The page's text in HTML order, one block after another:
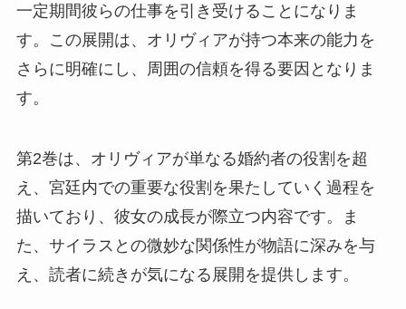
一定期間彼らの仕事を引き受けることになりま
す。この展開は、オリヴィアが持つ本来の能力を
さらに明確にし、周囲の信頼を得る要因となりま
す。
第2巻は、オリヴィアが単なる婚約者の役割を超
え、宮廷内での重要な役割を果たしていく過程を
描いており、彼女の成長が際立つ内容です。ま
た、サイラスとの微妙な関係性が物語に深みを与
え、読者に続きが気になる展開を提供します。